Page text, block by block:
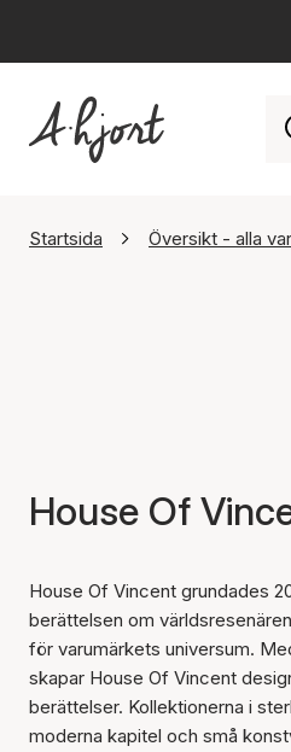
Startsida Översikt - alla
House Of
House Of Vincent grundades
berättelsen om
för varumärkets universum.
skapar House Of Vincent
berättelser. Kollektionerna i
moderna kapitel och små